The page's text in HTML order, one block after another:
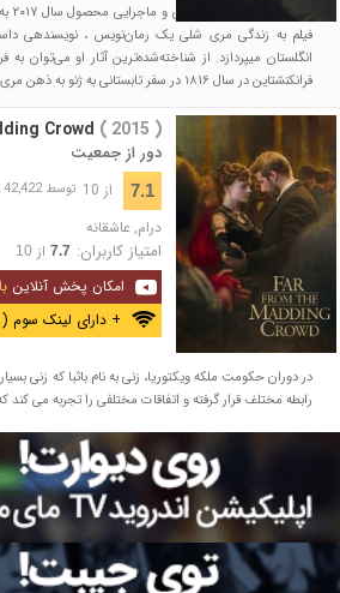
فرانکنشتاین در سال ۱۸۱۶ در سفر تابستانی به ژنو به ذهن مری شلی خطور کرد و…
Crowd ( 2015 )
دور از جمعیت
7.1 از 10 توسط 42,422 نفر در
درام, عاشقانه
امتیاز کاربران: 7.7از 10
امکان پخش آنلاین
+ دارای لینک سوم
در دوران حکومت ملکه ویکتوریا، زنی به نام باثبا که زنی
رابطه مختلف قرار گرفته و اتفاقات مختلفی را تجربه می کند